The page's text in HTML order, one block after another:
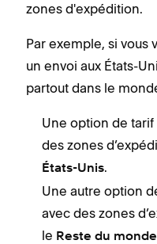
zones d'expédition.
Par exemple, si vous
un envoi aux États-
partout dans le
Une option de tarif
des zones
États-Unis.
Une autre option
avec des zones
le Reste du monde